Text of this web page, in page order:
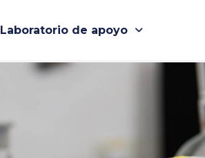
Laboratorio de apoyo